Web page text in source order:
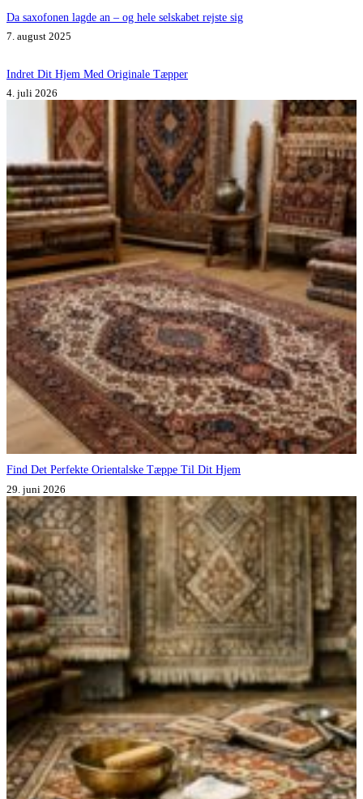
Da saxofonen lagde an – og hele selskabet rejste sig
7. august 2025
Indret Dit Hjem Med Originale Tæpper
4. juli 2026
Find Det Perfekte Orientalske Tæppe Til Dit Hjem
29. juni 2026